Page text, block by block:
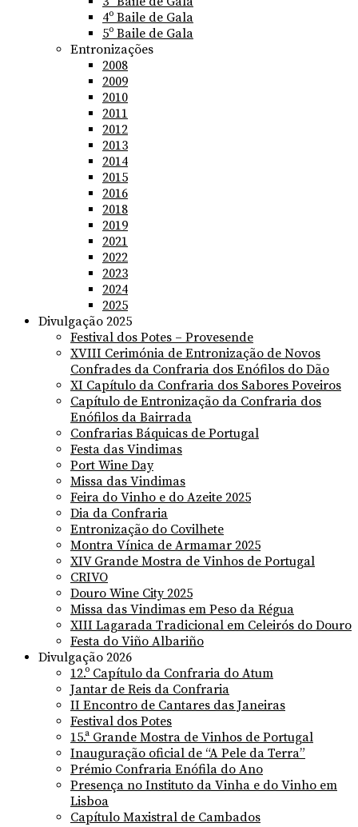
4º Baile de Gala
5º Baile de Gala
Entronizações
2008
2009
2010
2011
2012
2013
2014
2015
2016
2018
2019
2021
2022
2023
2024
2025
Divulgação 2025
Festival dos Potes – Provesende
XVIII Cerimónia de Entronização de Novos
Confrades da Confraria dos Enófilos do Dão
XI Capítulo da Confraria dos Sabores Poveiros
Capítulo de Entronização da Confraria dos
Enófilos da Bairrada
Confrarias Báquicas de Portugal
Festa das Vindimas
Port Wine Day
Missa das Vindimas
Feira do Vinho e do Azeite 2025
Dia da Confraria
Entronização do Covilhete
Montra Vínica de Armamar 2025
XIV Grande Mostra de Vinhos de Portugal
CRIVO
Douro Wine City 2025
Missa das Vindimas em Peso da Régua
XIII Lagarada Tradicional em Celeirós do Douro
Festa do Viño Albariño
Divulgação 2026
12.º Capítulo da Confraria do Atum
Jantar de Reis da Confraria
II Encontro de Cantares das Janeiras
Festival dos Potes
15.ª Grande Mostra de Vinhos de Portugal
Inauguração oficial de “A Pele da Terra”
Prémio Confraria Enófila do Ano
Presença no Instituto da Vinha e do Vinho em
Lisboa
Capítulo Maxistral de Cambados